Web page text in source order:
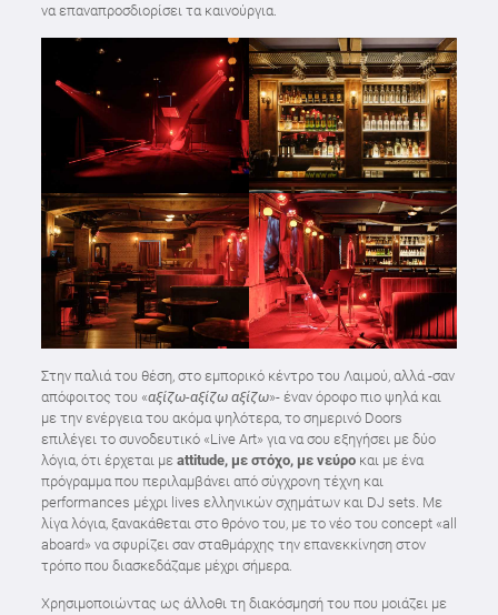
να επαναπροσδιορίσει τα καινούργια.
Στην παλιά του θέση, στο εμπορικό κέντρο του Λαιμού, αλλά -σαν
απόφοιτος του «αξίζω-αξίζω αξίζω»- έναν όροφο πιο ψηλά και
με την ενέργεια του ακόμα ψηλότερα, το σημερινό Doors
επιλέγει το συνοδευτικό «Live Art» για να σου εξηγήσει με δύο
λόγια, ότι έρχεται με attitude, με στόχο, με νεύρο και με ένα
πρόγραμμα που περιλαμβάνει από σύγχρονη τέχνη και
performances μέχρι lives ελληνικών σχημάτων και DJ sets. Με
λίγα λόγια, ξανακάθεται στο θρόνο του, με το νέο του concept «all
aboard» να σφυρίζει σαν σταθμάρχης την επανεκκίνηση στον
τρόπο που διασκεδάζαμε μέχρι σήμερα.
Χρησιμοποιώντας ως άλλοθι τη διακόσμησή του που μοιάζει με